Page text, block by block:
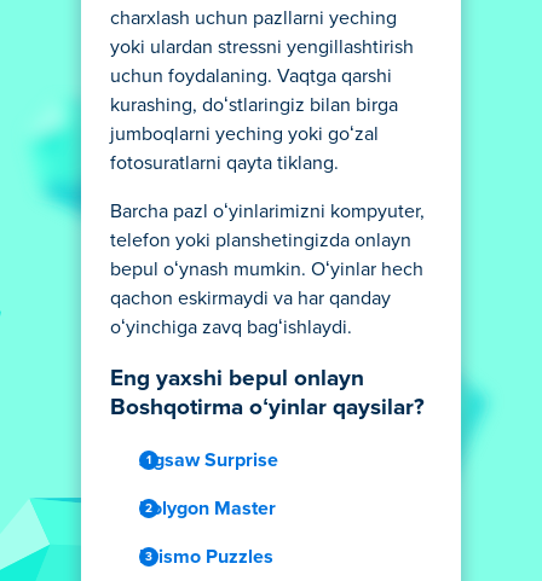
charxlash uchun pazllarni yeching
yoki ulardan stressni yengillashtirish
uchun foydalaning. Vaqtga qarshi
kurashing, doʻstlaringiz bilan birga
jumboqlarni yeching yoki goʻzal
fotosuratlarni qayta tiklang.
Barcha pazl oʻyinlarimizni kompyuter,
telefon yoki planshetingizda onlayn
bepul oʻynash mumkin. Oʻyinlar hech
qachon eskirmaydi va har qanday
oʻyinchiga zavq bagʻishlaydi.
Eng yaxshi bepul onlayn
Boshqotirma oʻyinlar qaysilar?
Jigsaw Surprise
Polygon Master
Prismo Puzzles